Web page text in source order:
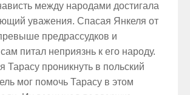
между народами достигала
уважения. Спасая Янкеля от
предрассудков и
питал неприязнь к его народу.
проникнуть в польский
мог помочь Тарасу в этом